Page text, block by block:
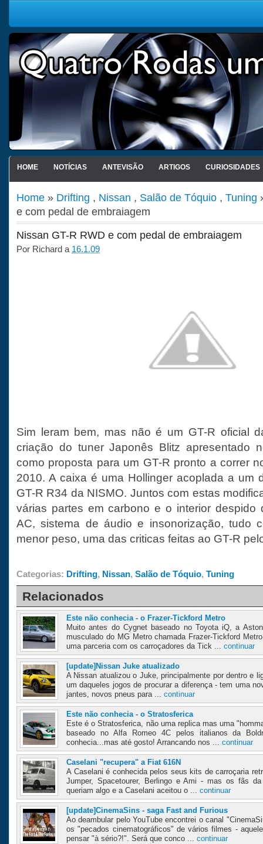
HOME NOTÍCIAS ANTEVISÃO ARTIGOS CURIOSIDADES
Home » Drifting , Nissan , Salão de Tóquio , Tuning
e com pedal de embraiagem
Nissan GT-R RWD e com pedal de embraiagem
Por Richard a 16.1.09
Sim leram bem, mas não é um GT-R oficial
criação do tuner Japonês Blitz apresentado
como proposta para um GT-R pronto a correr
2010. A caixa é uma Hollinger acoplada a um
GT-R R34 da NISMO. Juntos com estas
várias partes em carbono e o interior despido
AC, sistema de áudio e insonorização, tudo
menor peso, uma das criticas feitas ao GT-R
Categorias: Drifting, Nissan, Salão de Tóquio, Tuning
Relacionados
Este não conhecia - o Frazer-Tickford Metro
Muito antes do Cygnet baseado no Toyota iQ, a
musculado do MG Metro chamada Frazer-Tickford
uma parceria com os carroçadores da Tick ... continuar
[update]Nissan Juke atualizado
A Nissan atualizou o Juke, principalmente por dentro e
um daqueles jogos de procurar a diferença - tem uma
jantes, novos pneus para ... continuar
Este não conhecia - o Stratosferica
Este é o Stratosferica, não uma replica mas uma
baseado no Alfa Romeo 4C pelos italianos da
conhecia...mas até gosto! Arrancando nos ... continuar
Caselani "recupera" a Fiat 616N
A Caselani é conhecida pelos seus kits de carroçaria
Jumper, Spacetourer, Berlingo e Ami - mas os fãs
queriam algo e a Caselani aceitou o ... continuar
[update]CinemaSins - saga Fast and Furious
Ao deambular pelo YouTube encontrei o canal
os "pecados cinematográficos" de vários filmes -
pensar "à sério?!". Será que conco ... continuar